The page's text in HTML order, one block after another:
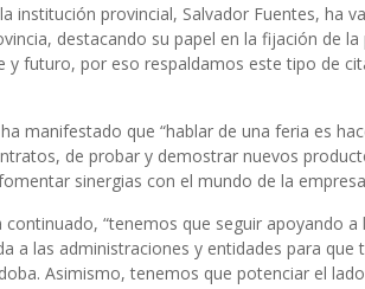
institución provincial, Salvador Fuentes, ha
destacando su papel en la fijación de
y futuro, por eso respaldamos este tipo de
manifestado que “hablar de una feria es
de probar y demostrar nuevos
sinergias con el mundo de la
“tenemos que seguir apoyando
a las administraciones y entidades para
Asimismo, tenemos que potenciar el